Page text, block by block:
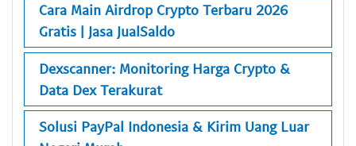
Cara Main Airdrop Crypto Terbaru 2026
Gratis | Jasa JualSaldo
Dexscanner: Monitoring Harga Crypto &
Data Dex Terakurat
Solusi PayPal Indonesia & Kirim Uang Luar